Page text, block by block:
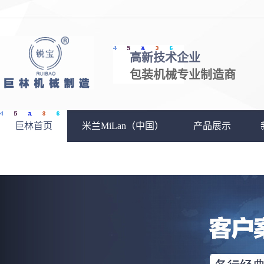
高新技术企业
包装机械专业制造商
巨林首页 米兰MiLan（中国） 产品展示